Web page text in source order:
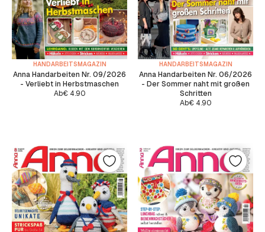
HANDARBEITSMAGAZIN
Anna Handarbeiten Nr. 09/2026
- Verliebt in Herbstmaschen
Ab€4.90
HANDARBEITSMAGAZIN
Anna Handarbeiten Nr. 06/2026
- Der Sommer naht mit großen
Schritten
Ab€4.90